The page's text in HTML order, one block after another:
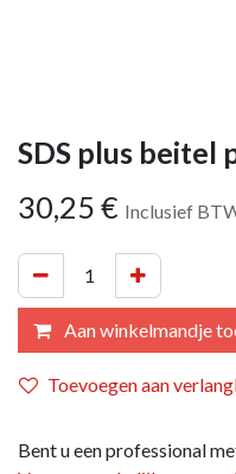
SDS plus beitel
30,25 € Inclusief
Aan winkelmandje
Toevoegen aan
Bent u een professional